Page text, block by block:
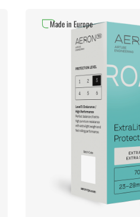
Made in Europe